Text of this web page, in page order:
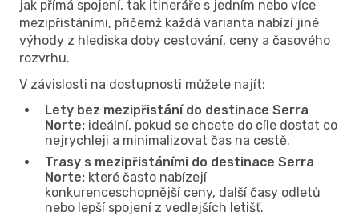
jak přímá spojení, tak itineráře s jedním nebo více
mezipřistáními, přičemž každá varianta nabízí jiné
výhody z hlediska doby cestování, ceny a časového
rozvrhu.
V závislosti na dostupnosti můžete najít:
Lety bez mezipřistání do destinace Serra
Norte: ideální, pokud se chcete do cíle dostat co
nejrychleji a minimalizovat čas na cestě.
Trasy s mezipřistáními do destinace Serra
Norte: které často nabízejí
konkurenceschopnější ceny, další časy odletů
nebo lepší spojení z vedlejších letišť.